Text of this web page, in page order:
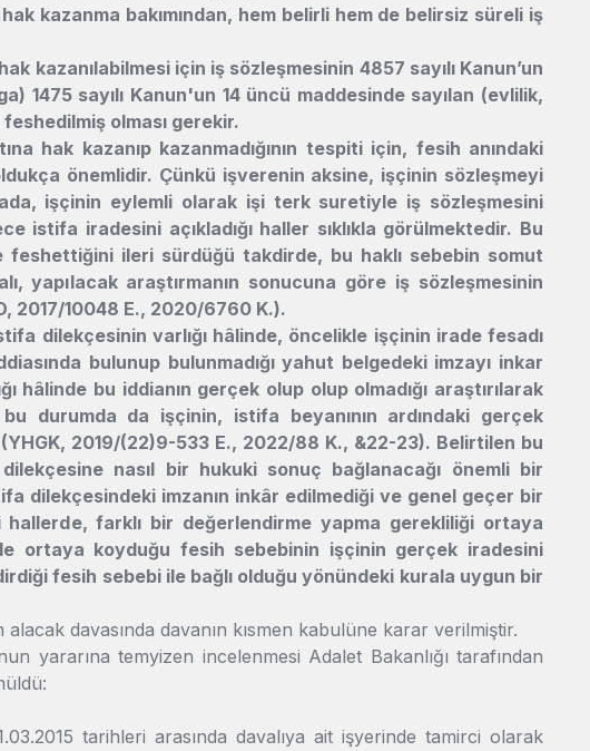
kazanma bakımından, hem belirli hem de belirsiz süreli iş
kazanılabilmesi için iş sözleşmesinin 4857 sayılı Kanun’un
1475 sayılı Kanun'un 14 üncü maddesinde sayılan (evlilik,
olması gerekir.
hak kazanıp kazanmadığının tespiti için, fesih anındaki
önemlidir. Çünkü işverenin aksine, işçinin sözleşmeyi
işçinin eylemli olarak işi terk suretiyle iş sözleşmesini
iradesini açıkladığı haller sıklıkla görülmektedir. Bu
ileri sürdüğü takdirde, bu haklı sebebin somut
yapılacak araştırmanın sonucuna göre iş sözleşmesinin
2017/10048 E., 2020/6760 K.).
dilekçesinin varlığı hâlinde, öncelikle işçinin irade fesadı
bulunup bulunmadığı yahut belgedeki imzayı inkar
hâlinde bu iddianın gerçek olup olup olmadığı araştırılarak
durumda da işçinin, istifa beyanının ardındaki gerçek
2019/(22)9-533 E., 2022/88 K., &22-23). Belirtilen bu
nasıl bir hukuki sonuç bağlanacağı önemli bir
dilekçesindeki imzanın inkâr edilmediği ve genel geçer bir
hallerde, farklı bir değerlendirme yapma gerekliliği ortaya
ortaya koyduğu fesih sebebinin işçinin gerçek iradesini
fesih sebebi ile bağlı olduğu yönündeki kurala uygun bir
davasında davanın kısmen kabulüne karar verilmiştir.
yararına temyizen incelenmesi Adalet Bakanlığı tarafından
tarihleri arasında davalıya ait işyerinde tamirci olarak